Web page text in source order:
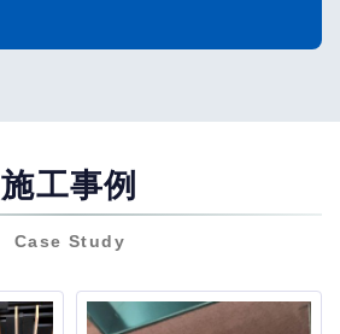
施工事例
Case Study